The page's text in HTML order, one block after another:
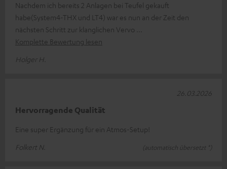
Nachdem ich bereits 2 Anlagen bei Teufel gekauft
habe(System4-THX und LT4) war es nun an der Zeit den
nächsten Schritt zur klanglichen Vervo
Komplette Bewertung lesen
Holger H.
Hervorragende Qualität
Eine super Ergänzung für ein Atmos-Setup!
Folkert N.
(automatisch übersetzt *)
26.03.2026